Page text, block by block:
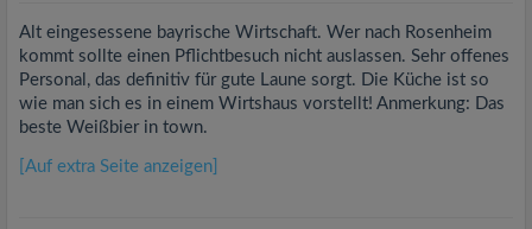
Alt eingesessene bayrische Wirtschaft. Wer nach Rosenheim
kommt sollte einen Pflichtbesuch nicht auslassen. Sehr offenes
Personal, das definitiv für gute Laune sorgt. Die Küche ist so
wie man sich es in einem Wirtshaus vorstellt! Anmerkung: Das
beste Weißbier in town.
[Auf extra Seite anzeigen]